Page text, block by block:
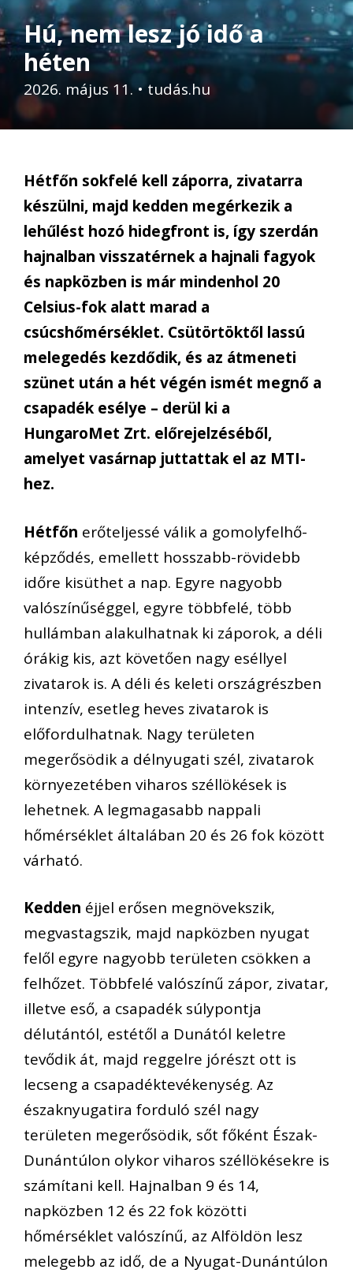
Hú, nem lesz jó idő a
héten
2026. május 11.•tudás.hu
Hétfőn sokfelé kell záporra, zivatarra
készülni, majd kedden megérkezik a
lehűlést hozó hidegfront is, így szerdán
hajnalban visszatérnek a hajnali fagyok
és napközben is már mindenhol 20
Celsius-fok alatt marad a
csúcshőmérséklet. Csütörtöktől lassú
melegedés kezdődik, és az átmeneti
szünet után a hét végén ismét megnő a
csapadék esélye – derül ki a
HungaroMet Zrt. előrejelzéséből,
amelyet vasárnap juttattak el az MTI-
hez.
Hétfőn erőteljessé válik a gomolyfelhő-
képződés, emellett hosszabb-rövidebb
időre kisüthet a nap. Egyre nagyobb
valószínűséggel, egyre többfelé, több
hullámban alakulhatnak ki záporok, a déli
órákig kis, azt követően nagy eséllyel
zivatarok is. A déli és keleti országrészben
intenzív, esetleg heves zivatarok is
előfordulhatnak. Nagy területen
megerősödik a délnyugati szél, zivatarok
környezetében viharos széllökések is
lehetnek. A legmagasabb nappali
hőmérséklet általában 20 és 26 fok között
várható.
Kedden éjjel erősen megnövekszik,
megvastagszik, majd napközben nyugat
felől egyre nagyobb területen csökken a
felhőzet. Többfelé valószínű zápor, zivatar,
illetve eső, a csapadék súlypontja
délutántól, estétől a Dunától keletre
tevődik át, majd reggelre jórészt ott is
lecseng a csapadéktevékenység. Az
északnyugatira forduló szél nagy
területen megerősödik, sőt főként Észak-
Dunántúlon olykor viharos széllökésekre is
számítani kell. Hajnalban 9 és 14,
napközben 12 és 22 fok közötti
hőmérséklet valószínű, az Alföldön lesz
melegebb az idő, de a Nyugat-Dunántúlon